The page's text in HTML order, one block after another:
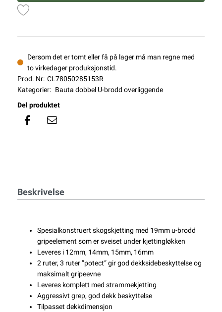
Dersom det er tomt eller få på lager må man regne med
to virkedager produksjonstid.
Prod. Nr: CL78050285153R
Kategorier: Bauta dobbel U-brodd overliggende
Del produktet
Beskrivelse
Spesialkonstruert skogskjetting med 19mm u-brodd
gripeelement som er sveiset under kjettingløkken
Leveres i 12mm, 14mm, 15mm, 16mm
2 ruter, 3 ruter ”potect” gir god dekksidebeskyttelse og
maksimalt gripeevne
Leveres komplett med strammekjetting
Aggressivt grep, god dekk beskyttelse
Tilpasset dekkdimensjon